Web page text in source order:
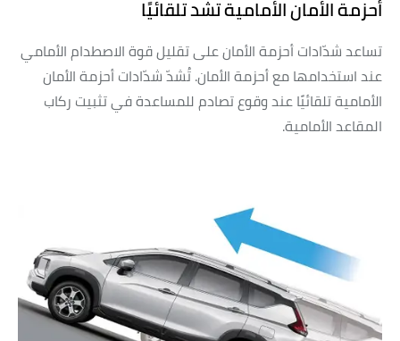
أحزمة الأمان الأمامية تشد تلقائيًا
تساعد شدّادات أحزمة الأمان على تقليل قوة الاصطدام الأمامي
عند استخدامها مع أحزمة الأمان. تُشدّ شدّادات أحزمة الأمان
الأمامية تلقائيًا عند وقوع تصادم للمساعدة في تثبيت ركاب
المقاعد الأمامية.